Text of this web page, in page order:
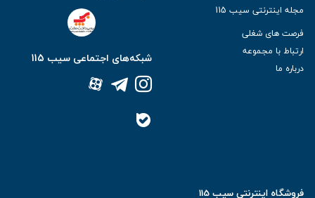
مجله اینترنتی سیب 115
فرصت های شغلی
ارتباط با مجموعه
درباره ما
شبکه‌های اجتماعی سیب 115
فروشگاه اینترنتی سیب 115